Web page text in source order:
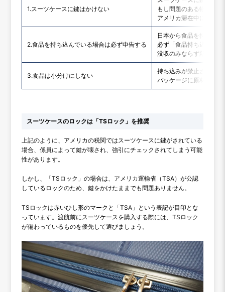
1.スーツケースに鍵はかけない
もし問題のある物品が
アメリカ滞在中に盗難
2.食品を持ち込んでいる場合は必ず申告する
日本から食品を持ち込
必ず「食品持ち込みあ
没収のみならず罰金を
3.食品は小分けにしない
持ち込みが禁止されて
パッケージに原材料名
スーツケースのロックは「TSロック」を推奨
上記のように、アメリカの税関ではスーツケースに鍵がされている
場合、係員によって鍵が壊され、強引にチェックされてしまう可能
性があります。
しかし、「TSロック」の場合は、アメリカ運輸省（TSA）が公認
しているロックのため、鍵をかけたままでも問題ありません。
TSロックは赤いひし形のマークと「TSA」という表記が目印とな
っています。渡航前にスーツケースを購入する際には、TSロック
が備わっているものを優先して選びましょう。